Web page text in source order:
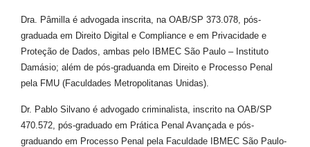
Dra. Pâmilla é advogada inscrita, na OAB/SP 373.078, pós-
graduada em Direito Digital e Compliance e em Privacidade e
Proteção de Dados, ambas pelo IBMEC São Paulo – Instituto
Damásio; além de pós-graduanda em Direito e Processo Penal
pela FMU (Faculdades Metropolitanas Unidas).
Dr. Pablo Silvano é advogado criminalista, inscrito na OAB/SP
470.572, pós-graduado em Prática Penal Avançada e pós-
graduando em Processo Penal pela Faculdade IBMEC São Paulo-